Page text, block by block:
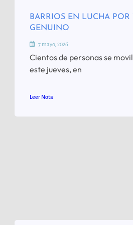
BARRIOS EN LUCHA POR
GENUINO
7 mayo, 2026
Cientos de personas se
este jueves, en
Leer Nota